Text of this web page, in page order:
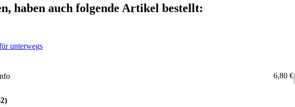
haben auch folgende Artikel bestellt:
unterwegs
6,80 €